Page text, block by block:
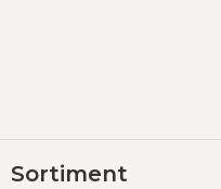
áSortiment